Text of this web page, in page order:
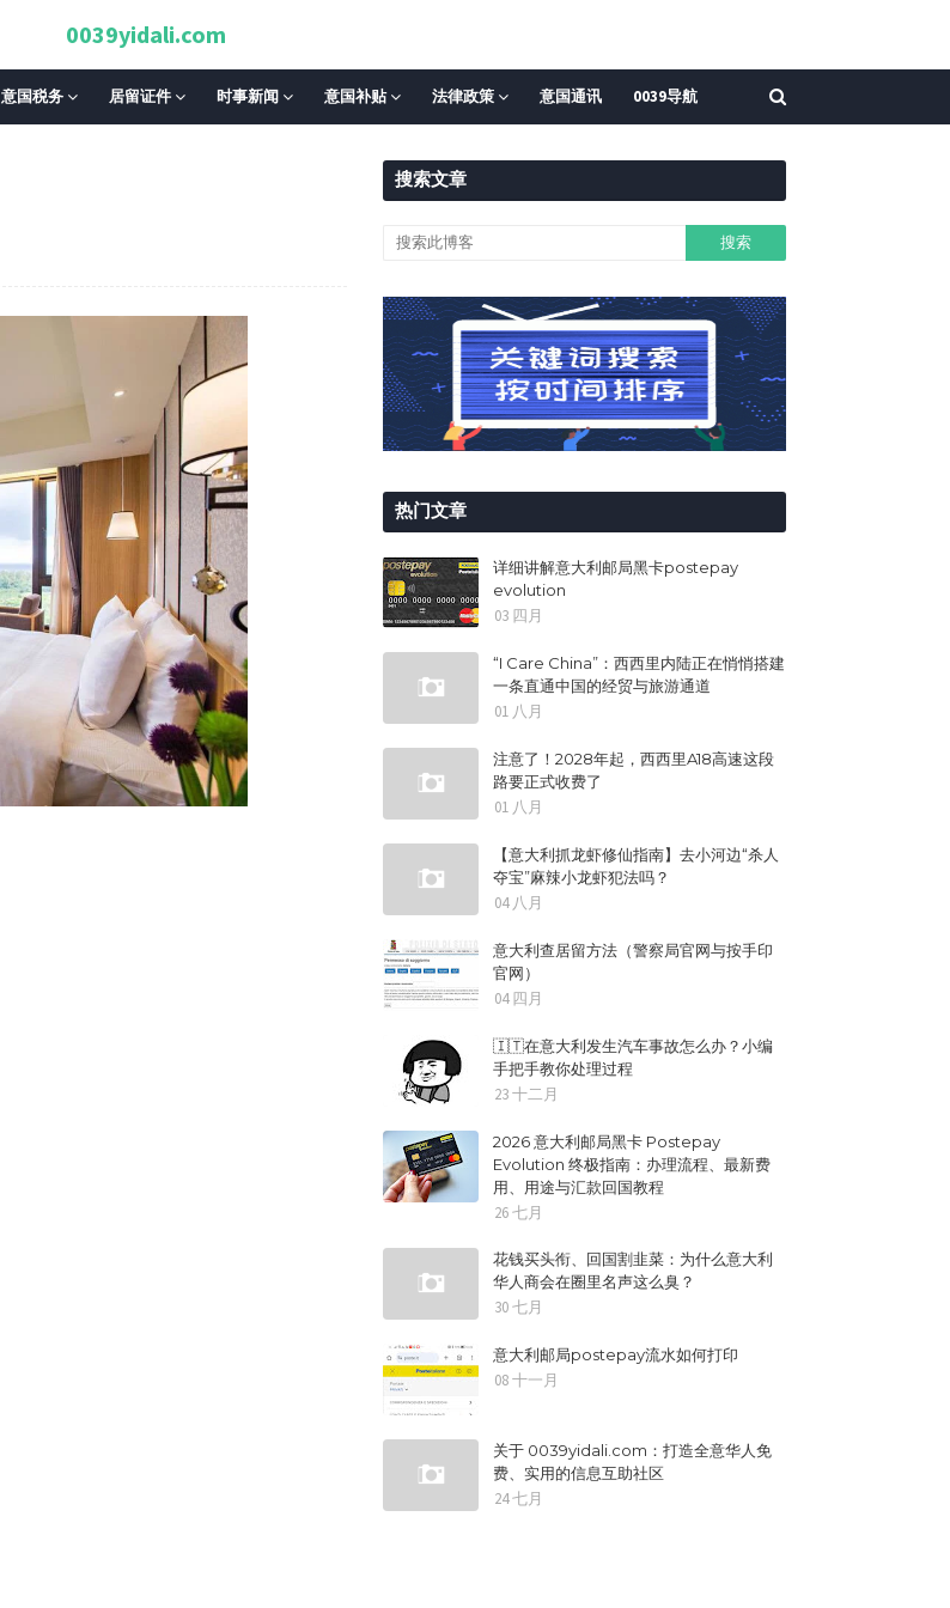
0039yidali.com
意国税务 居留证件 时事新闻 意国补贴 法律政策 意国通讯 0039导航
搜索文章
热门文章
详细讲解意大利邮局黑卡postepay
evolution
03 四月
“I Care China”：西西里内陆正在悄悄搭建
一条直通中国的经贸与旅游通道
01 八月
注意了！2028年起，西西里A18高速这段
路要正式收费了
01 八月
【意大利抓龙虾修仙指南】去小河边“杀人
夺宝”麻辣小龙虾犯法吗？
04 八月
意大利查居留方法（警察局官网与按手印
官网）
04 四月
🇮🇹在意大利发生汽车事故怎么办？小编
手把手教你处理过程
23 十二月
2026 意大利邮局黑卡 Postepay
Evolution 终极指南：办理流程、最新费
用、用途与汇款回国教程
26 七月
花钱买头衔、回国割韭菜：为什么意大利
华人商会在圈里名声这么臭？
30 七月
意大利邮局postepay流水如何打印
08 十一月
关于 0039yidali.com：打造全意华人免
费、实用的信息互助社区
24 七月